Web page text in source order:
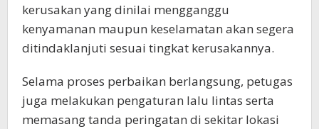
kerusakan yang dinilai mengganggu
kenyamanan maupun keselamatan akan segera
ditindaklanjuti sesuai tingkat kerusakannya.
Selama proses perbaikan berlangsung, petugas
juga melakukan pengaturan lalu lintas serta
memasang tanda peringatan di sekitar lokasi